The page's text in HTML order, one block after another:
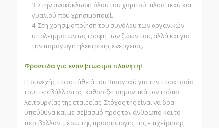
Στην ανακύκλωση όλου του χαρτιού, πλαστικού και
γυαλιού που χρησιμοποιεί.
Στη χρησιμοποίηση του συνόλου των οργανικών
υπολειμμάτων ως τροφή των ζώων του, αλλά και για
την παραγωγή ηλεκτρικής ενέργειας.
Φροντίδα για έναν βιώσιμο πλανήτη!
H συνεχής προσπάθειά του Βιοαγρού για την προστασία
του περιβάλλοντος, καθορίζει σημαντικά τον τρόπο
λειτουργίας της εταιρείας. Στόχος της είναι να δρα
υπεύθυνα και με σεβασμό προς τον άνθρωπο και το
περιβάλλον, μέσω της προσαρμογής της επιχείρησης